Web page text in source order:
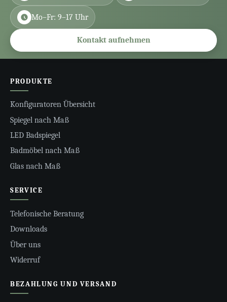
Mo–Fr: 9–17 Uhr
Kontakt aufnehmen
PRODUKTE
Konfiguratoren Übersicht
Spiegel nach Maß
LED Badspiegel
Badmöbel nach Maß
Glas nach Maß
SERVICE
Telefonische Beratung
Downloads
Über uns
Widerruf
BEZAHLUNG UND VERSAND